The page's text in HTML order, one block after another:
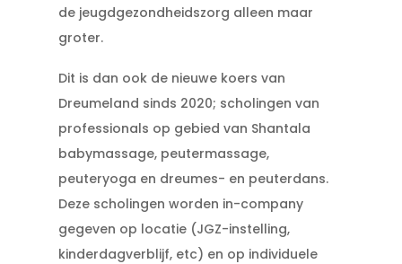
de jeugdgezondheidszorg alleen maar
groter.
Dit is dan ook de nieuwe koers van
Dreumeland sinds 2020; scholingen van
professionals op gebied van Shantala
babymassage, peutermassage,
peuteryoga en dreumes- en peuterdans.
Deze scholingen worden in-company
gegeven op locatie (JGZ-instelling,
kinderdagverblijf, etc) en op individuele